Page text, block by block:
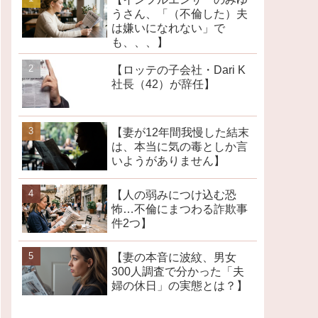
うさん、「（不倫した）夫
は嫌いになれない」で
も、、、】
【ロッテの子会社・Dari K
社長（42）が辞任】
【妻が12年間我慢した結末
は、本当に気の毒としか言
いようがありません】
【人の弱みにつけ込む恐
怖…不倫にまつわる詐欺事
件2つ】
【妻の本音に波紋、男女
300人調査で分かった「夫
婦の休日」の実態とは？】